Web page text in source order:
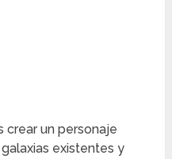
crear un personaje
existentes y